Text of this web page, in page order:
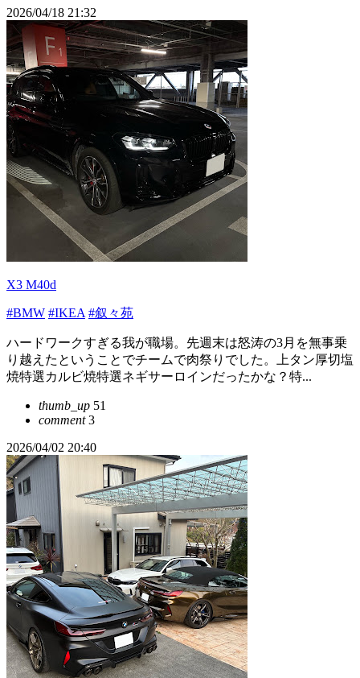
2026/04/18 21:32
X3 M40d
#BMW #IKEA #叙々苑
ハードワークすぎる我が職場。先週末は怒涛の3月を無事乗
り越えたということでチームで肉祭りでした。上タン厚切塩
焼特選カルビ焼特選ネギサーロインだったかな？特...
thumb_up 51
comment3
2026/04/02 20:40